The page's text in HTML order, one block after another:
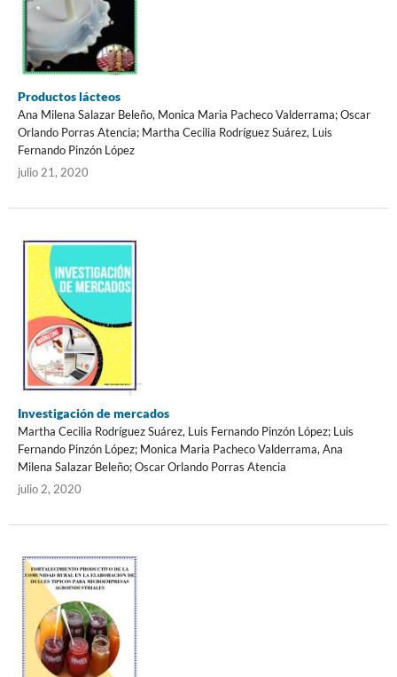
Productos lácteos
Ana Milena Salazar Beleño, Monica Maria Pacheco Valderrama; Oscar
Orlando Porras Atencia; Martha Cecilia Rodríguez Suárez, Luis
Fernando Pinzón López
julio 21, 2020
Investigación de mercados
Martha Cecilia Rodríguez Suárez, Luis Fernando Pinzón López; Luis
Fernando Pinzón López; Monica Maria Pacheco Valderrama, Ana
Milena Salazar Beleño; Oscar Orlando Porras Atencia
julio 2, 2020